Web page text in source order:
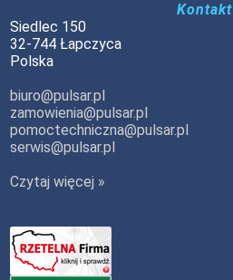
Kontakt
Siedlec 150
32-744 Łapczyca
Polska
biuro@pulsar.pl
zamowienia@pulsar.pl
pomoctechniczna@pulsar.pl
serwis@pulsar.pl
Czytaj więcej »